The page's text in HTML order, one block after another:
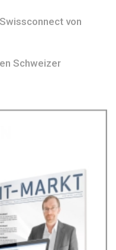
von
Schweizer